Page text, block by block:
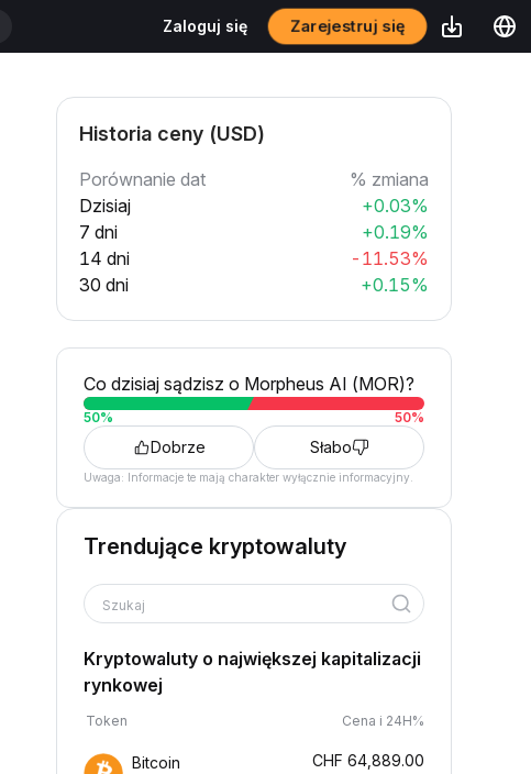
Zaloguj się Zarejestruj się
Historia ceny (USD)
Porównanie dat
% zmiana
Dzisiaj
+0.03%
7 dni
+0.19%
14 dni
-11.53%
30 dni
+0.15%
Co dzisiaj sądzisz o Morpheus AI (MOR)?
50% 50%
Dobrze Słabo
Uwaga: Informacje te mają charakter wyłącznie informacyjny.
Trendujące kryptowaluty
Szukaj
Kryptowaluty o największej kapitalizacji
rynkowej
Token Cena i 24H%
Bitcoin CHF 64,889.00